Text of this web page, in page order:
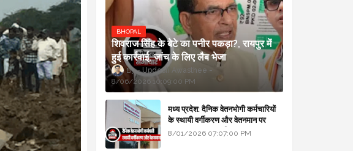
BHOPAL
शिवराज सिंह के बेटे का पनीर पकड़ा?, रायपुर में
हुई कार्रवाई, जांच के लिए लैब भेजा
Updesh Awasthee
8/06/2026 10:09:00 PM
मध्य प्रदेश: दैनिक वेतनभोगी कर्मचारियों
के स्थायी वर्गीकरण और वेतनमान पर
सरकार का बड़ा स्पष्टीकरण
8/01/2026 07:07:00 PM